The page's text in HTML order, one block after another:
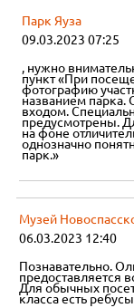
Парк Яуза
09.03.2023 07:25
, нужно
пункт «При
фотографию
названием
входом.
предусмотрены.
на фоне
однозначно
парк.»
Музей
06.03.2023 12:40
Познавательно.
предоставляется
Для обычных
класса есть